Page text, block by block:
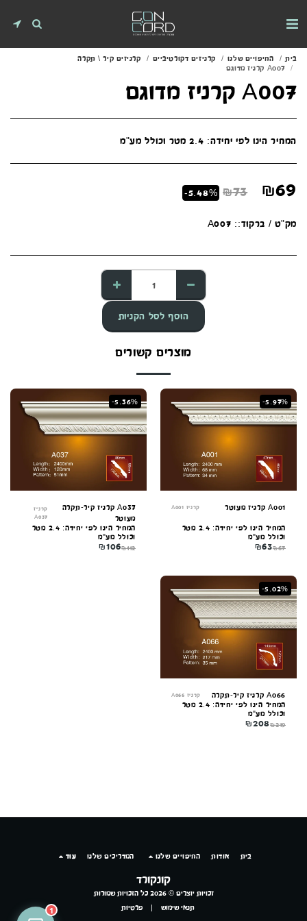
בית החיפויים שלנו קרניזים דקורטיביים
קרניזים קיר \ תקרה
A007 קרניז מדוגם
A007 קרניז מדוגם
המחיר הינו לפי יחידה: 2.4 מטר וכולל מע"מ
₪69
₪73
-5.48%
מק"ט / ברקוד:: A007
הוסף לסל הקניות
מוצרים קשורים
-5.97%
A001 קרניז מעוטר קרניז A001
המחיר הינו לפי יחידה: 2.4 מטר
וכולל מע"מ
₪67
₪63
-5.36%
A037 קרניז קיר-תקרה
מעוטר
קרניז
A037
המחיר הינו לפי יחידה: 2.4 מטר
וכולל מע"מ
₪112
₪106
-5.02%
A066 קרניז קיר-תקרה קרניז A066
המחיר הינו לפי יחידה: 2.4 מטר
וכולל מע"מ
₪219
₪208
קונקורד
זכויות יוצרים © 2026 כל הזכויות שמורות
תנאי שימוש |פרטיות
בית אודות החיפויים שלנו המדריכים שלנו עוד
1
מקוון עכשיו